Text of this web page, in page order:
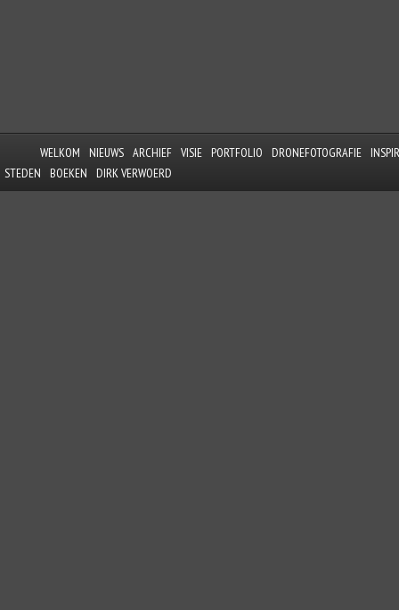
WELKOM NIEUWS ARCHIEF VISIE PORTFOLIO DRONEFOTOGRAFIE
STEDEN
BOEKEN DIRK VERWOERD